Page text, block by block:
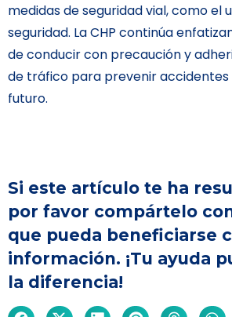
medidas de seguridad vial, como el
seguridad. La CHP continúa
de conducir con precaución y
de tráfico para prevenir accidentes
futuro.
Si este artículo te ha
por favor compártelo
que pueda beneficiarse
información. ¡Tu ayuda
la diferencia!